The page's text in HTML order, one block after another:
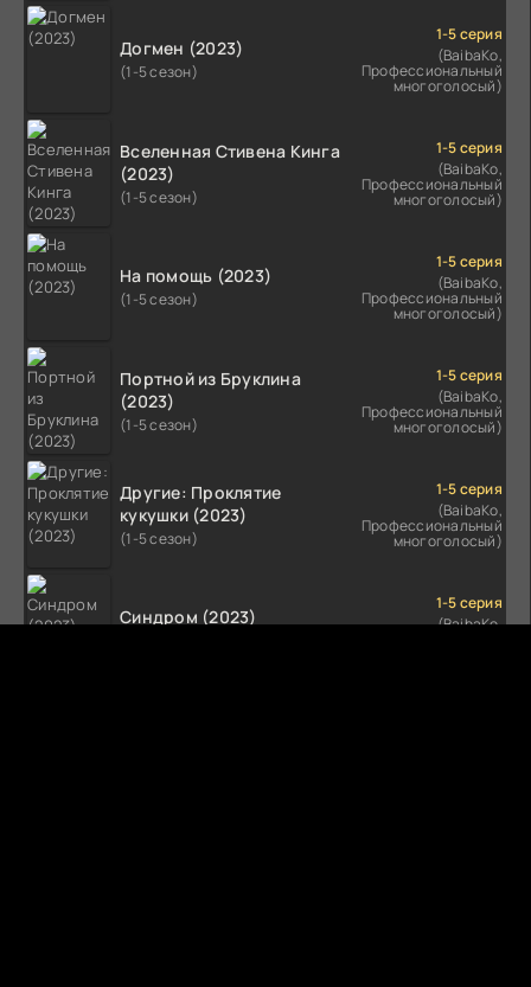
Догмен (2023)
(1-5 сезон)
1-5 серия
(BaibaKo,
Профессиональный
многоголосый)
Вселенная Стивена Кинга
(2023)
(1-5 сезон)
1-5 серия
(BaibaKo,
Профессиональный
многоголосый)
На помощь (2023)
(1-5 сезон)
1-5 серия
(BaibaKo,
Профессиональный
многоголосый)
Портной из Бруклина
(2023)
(1-5 сезон)
1-5 серия
(BaibaKo,
Профессиональный
многоголосый)
Другие: Проклятие
кукушки (2023)
(1-5 сезон)
1-5 серия
(BaibaKo,
Профессиональный
многоголосый)
Синдром (2023)
1-5 серия
(BaibaKo,